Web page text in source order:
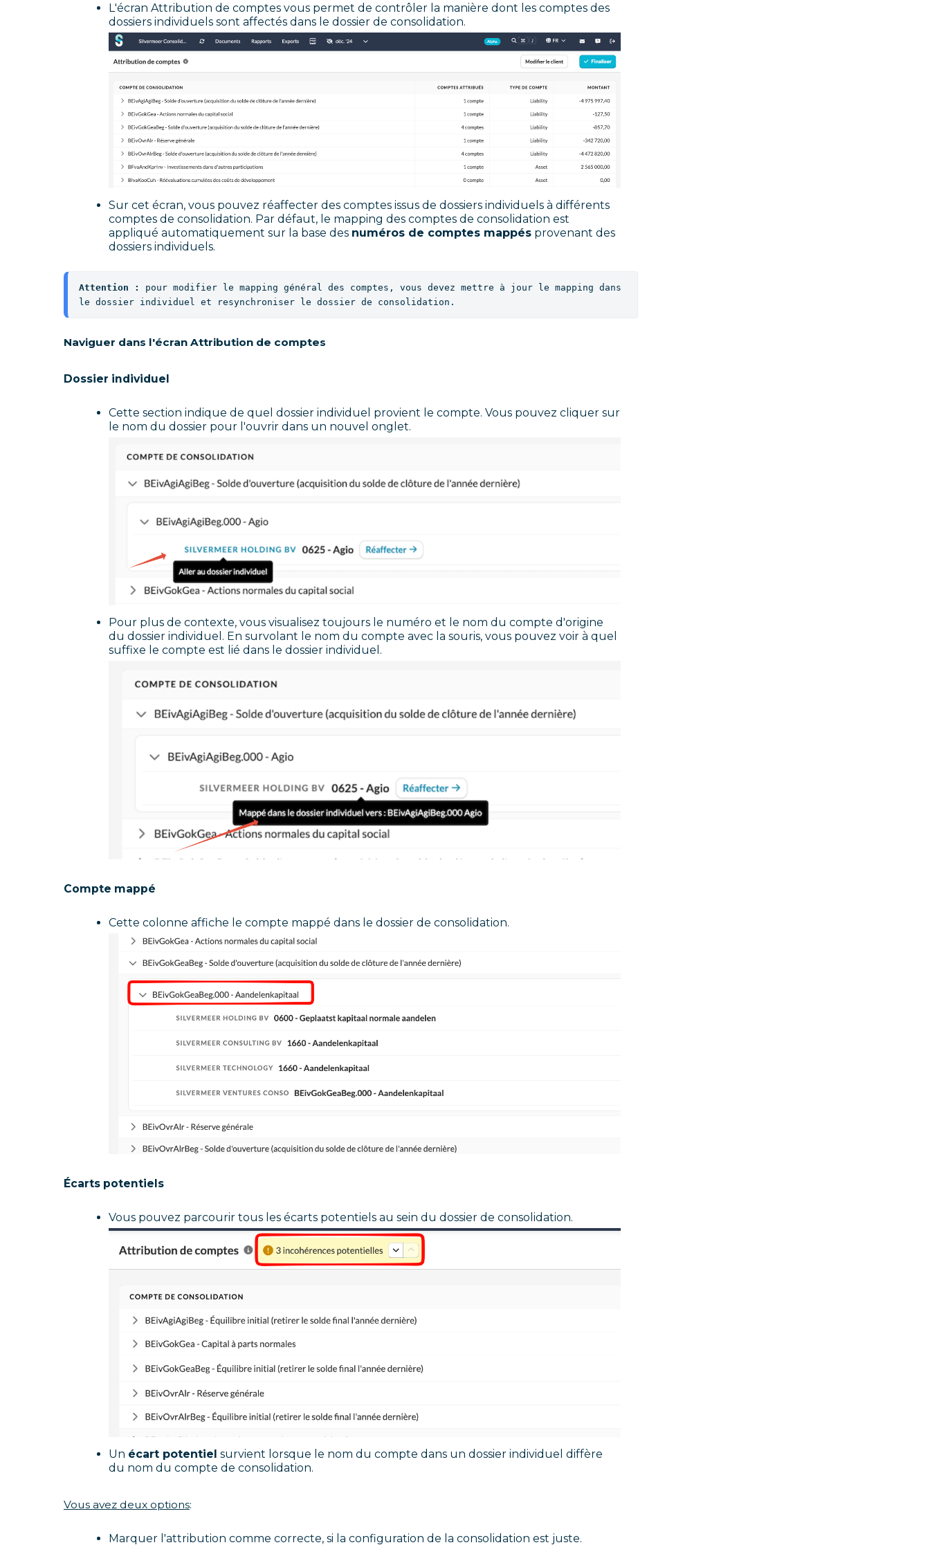
L'écran Attribution de comptes vous permet de contrôler la manière dont les comptes des
dossiers individuels sont affectés dans le dossier de consolidation.
Sur cet écran, vous pouvez réaffecter des comptes issus de dossiers individuels à différents
comptes de consolidation. Par défaut, le mapping des comptes de consolidation est
appliqué automatiquement sur la base des numéros de comptes mappés provenant des
dossiers individuels.
Attention : pour modifier le mapping général des comptes, vous devez mettre à jour le mapping dans
le dossier individuel et resynchroniser le dossier de consolidation.
Naviguer dans l'écran Attribution de comptes
Dossier individuel
Cette section indique de quel dossier individuel provient le compte. Vous pouvez cliquer sur
le nom du dossier pour l'ouvrir dans un nouvel onglet.
Pour plus de contexte, vous visualisez toujours le numéro et le nom du compte d'origine
du dossier individuel. En survolant le nom du compte avec la souris, vous pouvez voir à quel
suffixe le compte est lié dans le dossier individuel.
Compte mappé
Cette colonne affiche le compte mappé dans le dossier de consolidation.
Écarts potentiels
Vous pouvez parcourir tous les écarts potentiels au sein du dossier de consolidation.
Un écart potentiel survient lorsque le nom du compte dans un dossier individuel diffère
du nom du compte de consolidation.
Vous avez deux options:
Marquer l'attribution comme correcte, si la configuration de la consolidation est juste.